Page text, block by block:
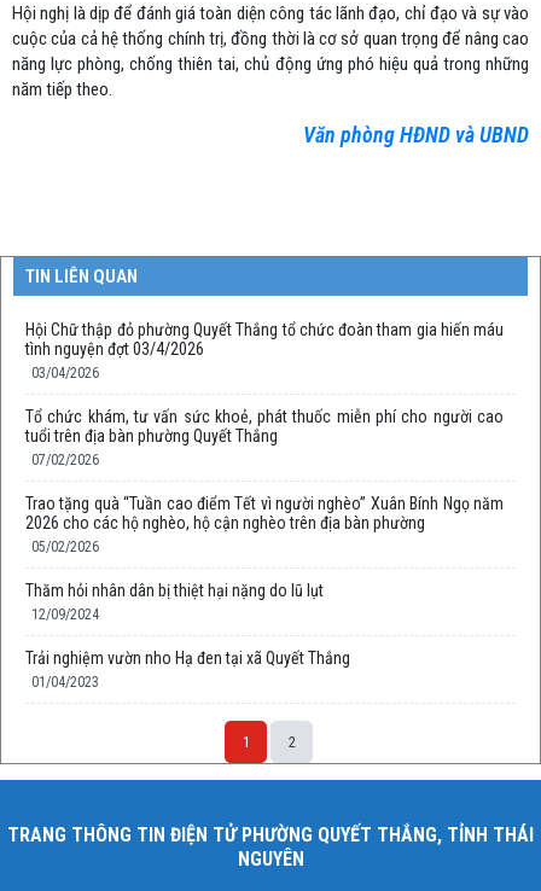
Hội nghị là dịp để đánh giá toàn diện công tác lãnh đạo, chỉ đạo và sự vào
cuộc của cả hệ thống chính trị, đồng thời là cơ sở quan trọng để nâng cao
năng lực phòng, chống thiên tai, chủ động ứng phó hiệu quả trong những
năm tiếp theo.
Văn phòng HĐND và UBND
TIN LIÊN QUAN
Hội Chữ thập đỏ phường Quyết Thắng tổ chức đoàn tham gia hiến máu
tình nguyện đợt 03/4/2026
03/04/2026
Tổ chức khám, tư vấn sức khoẻ, phát thuốc miễn phí cho người cao
tuổi trên địa bàn phường Quyết Thắng
07/02/2026
Trao tặng quà “Tuần cao điểm Tết vì người nghèo” Xuân Bính Ngọ năm
2026 cho các hộ nghèo, hộ cận nghèo trên địa bàn phường
05/02/2026
Thăm hỏi nhân dân bị thiệt hại nặng do lũ lụt
12/09/2024
Trải nghiệm vườn nho Hạ đen tại xã Quyết Thắng
01/04/2023
1 2
TRANG THÔNG TIN ĐIỆN TỬ PHƯỜNG QUYẾT THẮNG, TỈNH THÁI
NGUYÊN